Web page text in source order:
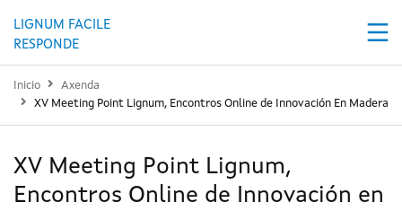
LIGNUM FACILE
RESPONDE
Inicio
Axenda
XV Meeting Point Lignum, Encontros Online de Innovación En Madera
XV Meeting Point Lignum,
Encontros Online de Innovación en